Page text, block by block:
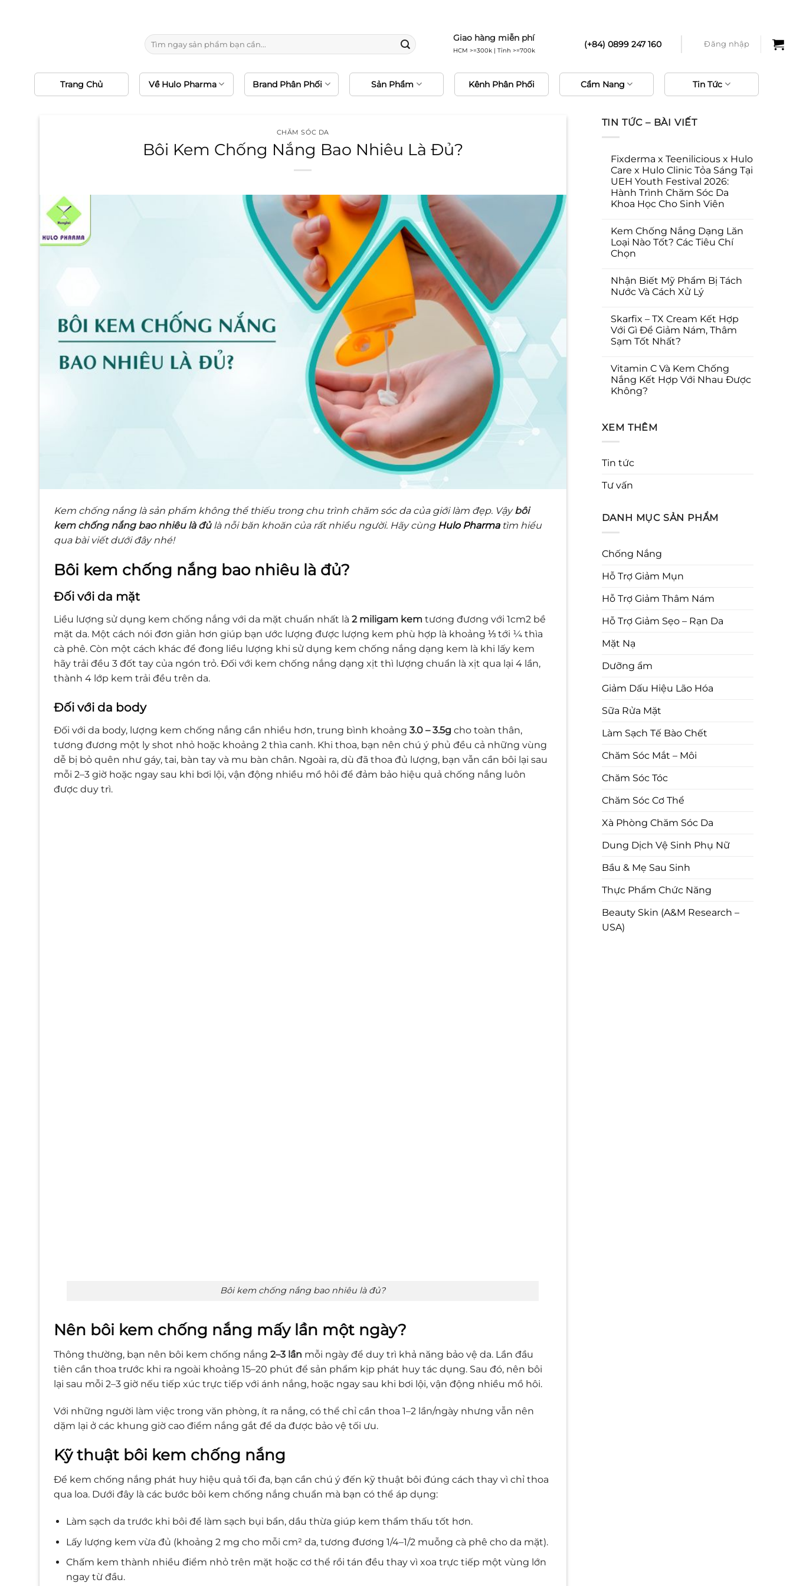
Tìm
kiếm:
Giao hàng miễn phí
HCM >=300k | Tỉnh >=700k
(+84) 0899 247 160 Đăng nhập
Trang Chủ Về Hulo Pharma Brand Phân Phối Sản Phẩm Kênh Phân Phối Cẩm Nang Tin Tức
CHĂM SÓC DA
Bôi Kem Chống Nắng Bao Nhiêu Là Đủ?
Kem chống nắng là sản phẩm không thể thiếu trong chu trình chăm sóc da của giới làm đẹp. Vậybôi
kem chống nắng bao nhiêu là đủ là nỗi băn khoăn của rất nhiều người. Hãy cùng Hulo Pharma tìm hiểu
qua bài viết dưới đây nhé!
Bôi kem chống nắng bao nhiêu là đủ?
Đối với da mặt
Liều lượng sử dụng kem chống nắng với da mặt chuẩn nhất là 2 miligam kem tương đương với 1cm2 bề
mặt da. Một cách nói đơn giản hơn giúp bạn ước lượng được lượng kem phù hợp là khoảng ⅓ tới ¼ thìa
cà phê. Còn một cách khác để đong liều lượng khi sử dụng kem chống nắng dạng kem là khi lấy kem
hãy trải đều 3 đốt tay của ngón trỏ. Đối với kem chống nắng dạng xịt thì lượng chuẩn là xịt qua lại 4 lần,
thành 4 lớp kem trải đều trên da.
Đối với da body
Đối với da body, lượng kem chống nắng cần nhiều hơn, trung bình khoảng 3.0 – 3.5g cho toàn thân,
tương đương một ly shot nhỏ hoặc khoảng 2 thìa canh. Khi thoa, bạn nên chú ý phủ đều cả những vùng
dễ bị bỏ quên như gáy, tai, bàn tay và mu bàn chân. Ngoài ra, dù đã thoa đủ lượng, bạn vẫn cần bôi lại sau
mỗi 2–3 giờ hoặc ngay sau khi bơi lội, vận động nhiều mồ hôi để đảm bảo hiệu quả chống nắng luôn
được duy trì.
Bôi kem chống nắng bao nhiêu là đủ?
Nên bôi kem chống nắng mấy lần một ngày?
Thông thường, bạn nên bôi kem chống nắng 2–3 lần mỗi ngày để duy trì khả năng bảo vệ da. Lần đầu
tiên cần thoa trước khi ra ngoài khoảng 15–20 phút để sản phẩm kịp phát huy tác dụng. Sau đó, nên bôi
lại sau mỗi 2–3 giờ nếu tiếp xúc trực tiếp với ánh nắng, hoặc ngay sau khi bơi lội, vận động nhiều mồ hôi.
Với những người làm việc trong văn phòng, ít ra nắng, có thể chỉ cần thoa 1–2 lần/ngày nhưng vẫn nên
dặm lại ở các khung giờ cao điểm nắng gắt để da được bảo vệ tối ưu.
Kỹ thuật bôi kem chống nắng
Để kem chống nắng phát huy hiệu quả tối đa, bạn cần chú ý đến kỹ thuật bôi đúng cách thay vì chỉ thoa
qua loa. Dưới đây là các bước bôi kem chống nắng chuẩn mà bạn có thể áp dụng:
Làm sạch da trước khi bôi để làm sạch bụi bẩn, dầu thừa giúp kem thẩm thấu tốt hơn.
Lấy lượng kem vừa đủ (khoảng 2 mg cho mỗi cm² da, tương đương 1/4–1/2 muỗng cà phê cho da mặt).
Chấm kem thành nhiều điểm nhỏ trên mặt hoặc cơ thể rồi tán đều thay vì xoa trực tiếp một vùng lớn
ngay từ đầu.
TIN TỨC – BÀI VIẾT
Fixderma x Teenilicious x Hulo
Care x Hulo Clinic Tỏa Sáng Tại
UEH Youth Festival 2026:
Hành Trình Chăm Sóc Da
Khoa Học Cho Sinh Viên
Kem Chống Nắng Dạng Lăn
Loại Nào Tốt? Các Tiêu Chí
Chọn
Nhận Biết Mỹ Phẩm Bị Tách
Nước Và Cách Xử Lý
Skarfix – TX Cream Kết Hợp
Với Gì Để Giảm Nám, Thâm
Sạm Tốt Nhất?
Vitamin C Và Kem Chống
Nắng Kết Hợp Với Nhau Được
Không?
XEM THÊM
Tin tức
Tư vấn
DANH MỤC SẢN PHẨM
Chống Nắng
Hỗ Trợ Giảm Mụn
Hỗ Trợ Giảm Thâm Nám
Hỗ Trợ Giảm Sẹo – Rạn Da
Mặt Nạ
Dưỡng ẩm
Giảm Dấu Hiệu Lão Hóa
Sữa Rửa Mặt
Làm Sạch Tế Bào Chết
Chăm Sóc Mắt – Môi
Chăm Sóc Tóc
Chăm Sóc Cơ Thể
Xà Phòng Chăm Sóc Da
Dung Dịch Vệ Sinh Phụ Nữ
Bầu & Mẹ Sau Sinh
Thực Phẩm Chức Năng
Beauty Skin (A&M Research –
USA)